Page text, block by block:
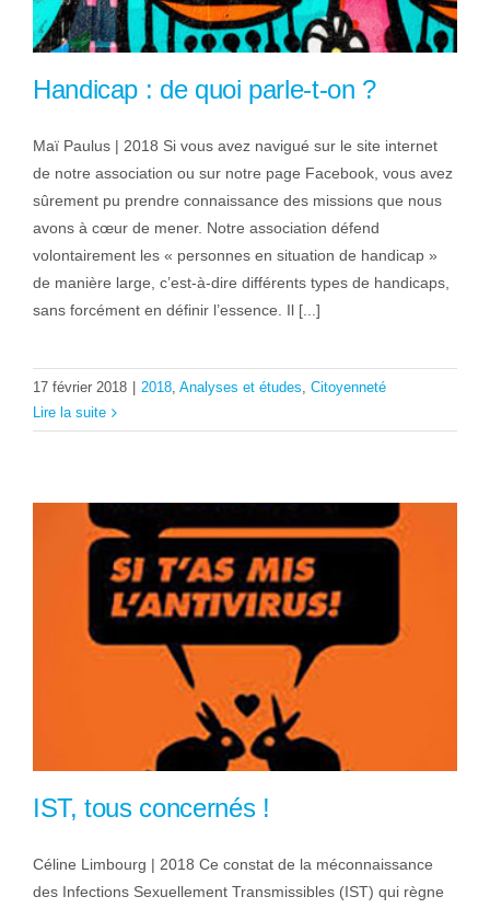
Handicap : de quoi parle-t-on ?
Maï Paulus | 2018 Si vous avez navigué sur le site internet
de notre association ou sur notre page Facebook, vous avez
sûrement pu prendre connaissance des missions que nous
avons à cœur de mener. Notre association défend
volontairement les « personnes en situation de handicap »
de manière large, c’est-à-dire différents types de handicaps,
sans forcément en définir l’essence. Il [...]
17 février 2018 2018, Analyses et études, Citoyenneté
Lire la suite
IST, tous concernés !
Céline Limbourg | 2018 Ce constat de la méconnaissance
des Infections Sexuellement Transmissibles (IST) qui règne